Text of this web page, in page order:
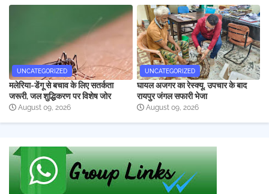
UNCATEGORIZED
मलेरिया-डेंगू से बचाव के लिए सतर्कता
जरूरी, जल शुद्धिकरण पर विशेष जोर
August 09, 2026
UNCATEGORIZED
घायल अजगर का रेस्क्यू, उपचार के बाद
रायपुर जंगल सफारी भेजा
August 09, 2026